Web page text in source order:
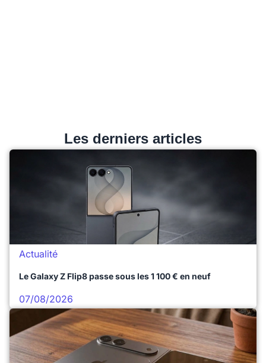
Les derniers articles
Actualité
Le Galaxy Z Flip8 passe sous les 1 100 € en neuf
07/08/2026